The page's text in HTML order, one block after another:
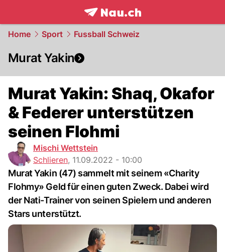
frontpage.NAU.ch
Home Sport Fussball Schweiz
Murat Yakin
Murat Yakin: Shaq, Okafor
& Federer unterstützen
seinen Flohmi
Mischi Wettstein
Schlieren, 11.09.2022 - 10:00
Murat Yakin (47) sammelt mit seinem «Charity
Flohmy» Geld für einen guten Zweck. Dabei wird
der Nati-Trainer von seinen Spielern und anderen
Stars unterstützt.